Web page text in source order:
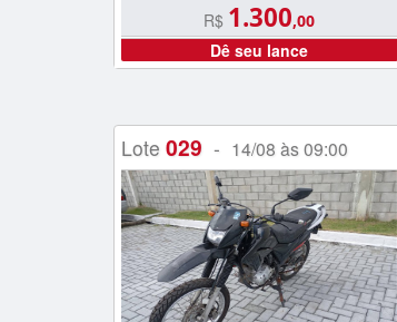
R$ 1.300,00
Dê seu lance
Lote 029 - 14/08 às 09:00